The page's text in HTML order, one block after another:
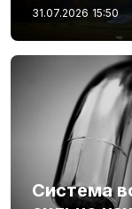
31.07.2026 15:50
Система